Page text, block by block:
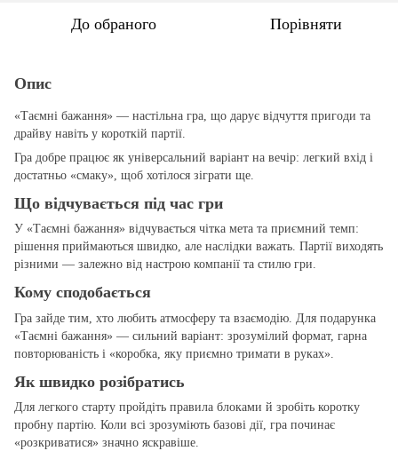
До обраного Порівняти
Опис
«Таємні бажання» — настільна гра, що дарує відчуття пригоди та
драйву навіть у короткій партії.
Гра добре працює як універсальний варіант на вечір: легкий вхід і
достатньо «смаку», щоб хотілося зіграти ще.
Що відчувається під час гри
У «Таємні бажання» відчувається чітка мета та приємний темп:
рішення приймаються швидко, але наслідки важать. Партії виходять
різними — залежно від настрою компанії та стилю гри.
Кому сподобається
Гра зайде тим, хто любить атмосферу та взаємодію. Для подарунка
«Таємні бажання» — сильний варіант: зрозумілий формат, гарна
повторюваність і «коробка, яку приємно тримати в руках».
Як швидко розібратись
Для легкого старту пройдіть правила блоками й зробіть коротку
пробну партію. Коли всі зрозуміють базові дії, гра починає
«розкриватися» значно яскравіше.